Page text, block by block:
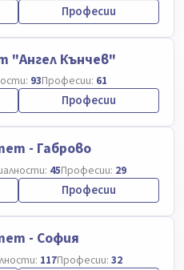
Професии
"Ангел Кънчев"
93Професии: 61
Професии
- Габрово
45Професии: 29
Професии
- София
117Професии: 32